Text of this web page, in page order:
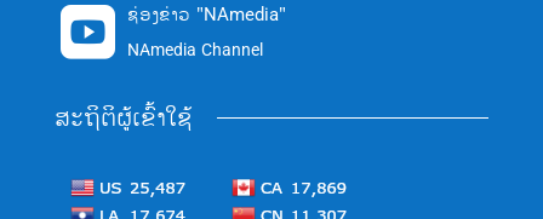
 ຊ່ອງຂ່າວ "NAmedia"
NAmedia Channel
ສະຖິຕິຜູ້ເຂົ້າໃຊ້